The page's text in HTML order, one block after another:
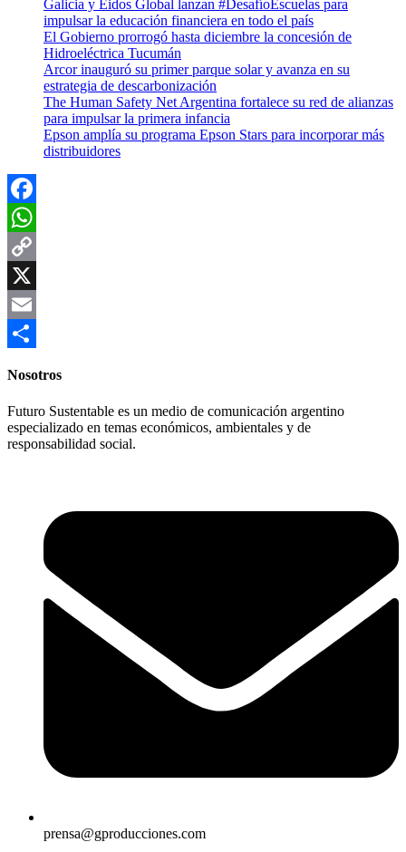
Galicia y Eidos Global lanzan #DesafíoEscuelas para
impulsar la educación financiera en todo el país
El Gobierno prorrogó hasta diciembre la concesión de
Hidroeléctrica Tucumán
Arcor inauguró su primer parque solar y avanza en su
estrategia de descarbonización
The Human Safety Net Argentina fortalece su red de alianzas
para impulsar la primera infancia
Epson amplía su programa Epson Stars para incorporar más
distribuidores
Facebook
WhatsApp
Copy
Link
X
Email
Nosotros
Futuro Sustentable es un medio de comunicación argentino
especializado en temas económicos, ambientales y de
responsabilidad social.
prensa@gproducciones.com